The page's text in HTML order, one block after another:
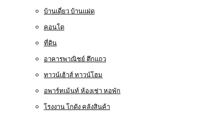
บ้านเดี่ยว บ้านแฝด
คอนโด
ที่ดิน
อาคารพาณิชย์ ตึกแถว
ทาวน์เฮ้าส์ ทาวน์โฮม
อพาร์ทเม้นท์ ห้องเช่า หอพัก
โรงงาน โกดัง คลังสินค้า